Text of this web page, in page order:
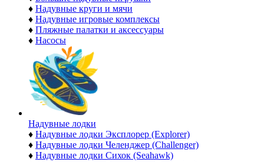
♦ Надувные круги и мячи
♦ Надувные игровые комплексы
♦ Пляжные палатки и аксессуары
♦ Насосы
Надувные лодки
♦ Надувные лодки Эксплорер (Explorer)
♦ Надувные лодки Челенджер (Challenger)
♦ Надувные лодки Сихок (Seahawk)